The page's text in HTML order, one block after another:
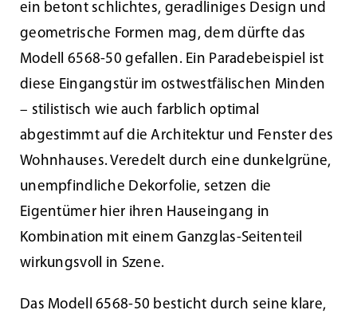
Kundenservice
Infobereich
News
Kontakt
Lesezeichen
ein betont schlichtes, geradliniges Design und
geometrische Formen mag, dem dürfte das
Modell 6568-50 gefallen. Ein Paradebeispiel ist
diese Eingangstür im ostwestfälischen Minden
– stilistisch wie auch farblich optimal
abgestimmt auf die Architektur und Fenster des
Wohnhauses. Veredelt durch eine dunkelgrüne,
unempfindliche Dekorfolie, setzen die
Eigentümer hier ihren Hauseingang in
Kombination mit einem Ganzglas-Seitenteil
wirkungsvoll in Szene.
Das Modell 6568-50 besticht durch seine klare,